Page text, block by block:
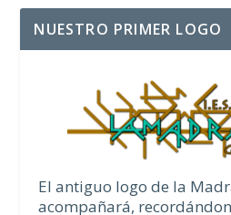
NUESTRO PRIMER LOGO
El antiguo logo de la
acompañará,